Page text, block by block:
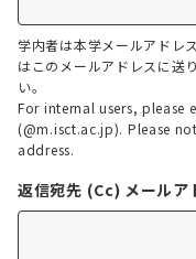
学内者は本学メールアドレ
はこのメールアドレスに送
い。
For internal users, please
(@m.isct.ac.jp). Please
address.
返信宛先 (Cc) メール